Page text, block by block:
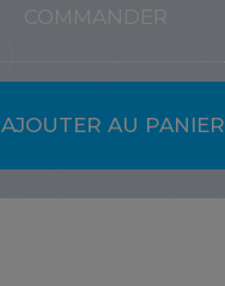
COMMANDER
AJOUTER AU PANIER